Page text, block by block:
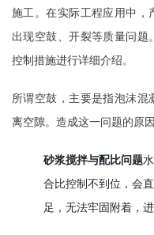
施工。在实际工程应用中，
出现空鼓、开裂等质量问题
控制措施进行详细介绍。
所谓空鼓，主要是指泡沫
离空隙。造成这一问题的原
砂浆搅拌与配比问题
合比控制不到位，会
足，无法牢固附着，进